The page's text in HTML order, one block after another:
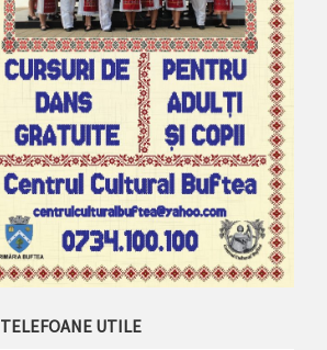
TELEFOANE UTILE